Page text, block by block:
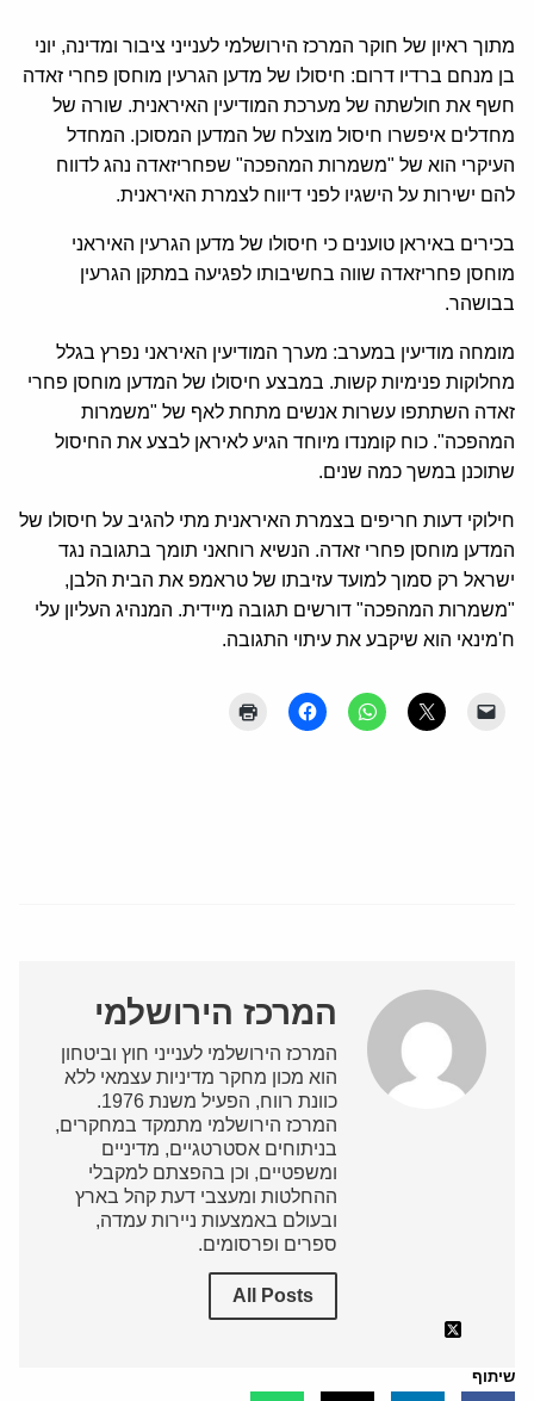
מתוך ראיון של חוקר המרכז הירושלמי לענייני ציבור ומדינה, יוני
בן מנחם ברדיו דרום: חיסולו של מדען הגרעין מוחסן פחרי זאדה
חשף את חולשתה של מערכת המודיעין האיראנית. שורה של
מחדלים איפשרו חיסול מוצלח של המדען המסוכן. המחדל
העיקרי הוא של "משמרות המהפכה" שפחריזאדה נהג לדווח
להם ישירות על הישגיו לפני דיווח לצמרת האיראנית.
בכירים באיראן טוענים כי חיסולו של מדען הגרעין האיראני
מוחסן פחריזאדה שווה בחשיבותו לפגיעה במתקן הגרעין
בבושהר.
מומחה מודיעין במערב: מערך המודיעין האיראני נפרץ בגלל
מחלוקות פנימיות קשות. במבצע חיסולו של המדען מוחסן פחרי
זאדה השתתפו עשרות אנשים מתחת לאף של "משמרות
המהפכה". כוח קומנדו מיוחד הגיע לאיראן לבצע את החיסול
שתוכנן במשך כמה שנים.
חילוקי דעות חריפים בצמרת האיראנית מתי להגיב על חיסולו של
המדען מוחסן פחרי זאדה. הנשיא רוחאני תומך בתגובה נגד
ישראל רק סמוך למועד עזיבתו של טראמפ את הבית הלבן,
"משמרות המהפכה" דורשים תגובה מיידית. המנהיג העליון עלי
ח'מינאי הוא שיקבע את עיתוי התגובה.
המרכז הירושלמי
המרכז הירושלמי לענייני חוץ וביטחון
הוא מכון מחקר מדיניות עצמאי ללא
כוונת רווח, הפעיל משנת 1976.
המרכז הירושלמי מתמקד במחקרים,
בניתוחים אסטרטגיים, מדיניים
ומשפטיים, וכן בהפצתם למקבלי
ההחלטות ומעצבי דעת קהל בארץ
ובעולם באמצעות ניירות עמדה,
ספרים ופרסומים.
All Posts
שיתוף